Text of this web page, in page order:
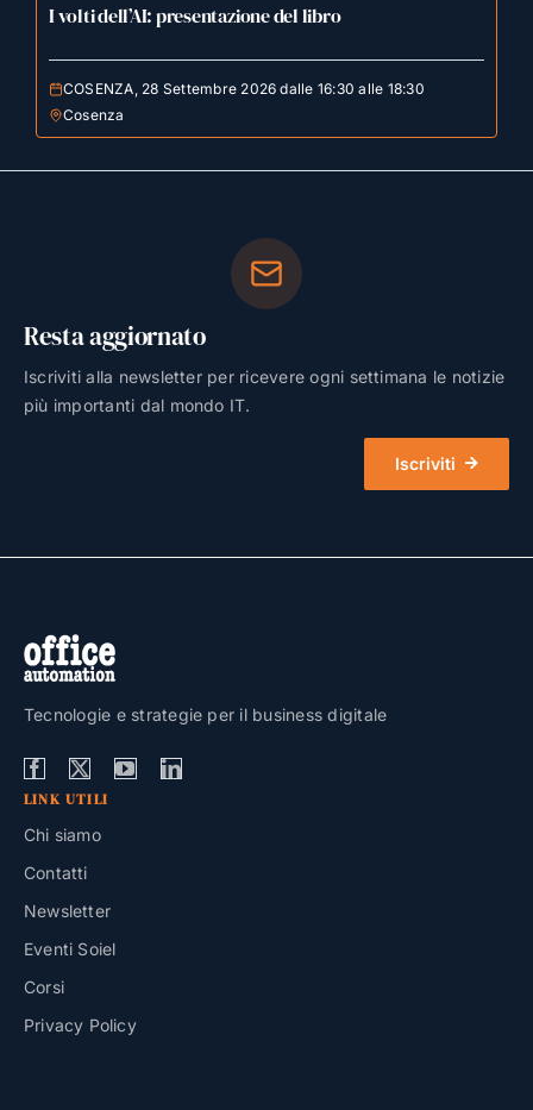
I volti dell’AI: presentazione del libro
COSENZA, 28 Settembre 2026 dalle 16:30 alle 18:30
Cosenza
Resta aggiornato
Iscriviti alla newsletter per ricevere ogni settimana le notizie
più importanti dal mondo IT.
Iscriviti
Tecnologie e strategie per il business digitale
LINK UTILI
Chi siamo
Contatti
Newsletter
Eventi Soiel
Corsi
Privacy Policy